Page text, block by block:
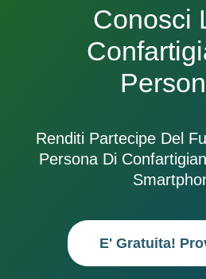
Conosci
Renditi Partecipe Del
Persona Di
E' Gratuita!